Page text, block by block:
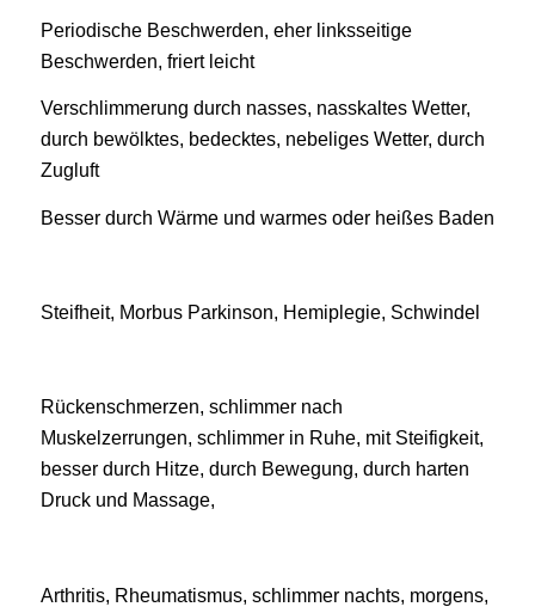
Periodische Beschwerden, eher linksseitige
Beschwerden, friert leicht
Verschlimmerung durch nasses, nasskaltes Wetter,
durch bewölktes, bedecktes, nebeliges Wetter, durch
Zugluft
Besser durch Wärme und warmes oder heißes Baden
Steifheit, Morbus Parkinson, Hemiplegie, Schwindel
Rückenschmerzen, schlimmer nach
Muskelzerrungen, schlimmer in Ruhe, mit Steifigkeit,
besser durch Hitze, durch Bewegung, durch harten
Druck und Massage,
Arthritis, Rheumatismus, schlimmer nachts, morgens,